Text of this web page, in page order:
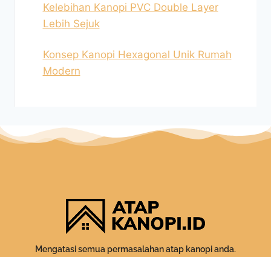
Kelebihan Kanopi PVC Double Layer
Lebih Sejuk
Konsep Kanopi Hexagonal Unik Rumah
Modern
Mengatasi semua permasalahan atap kanopi anda.